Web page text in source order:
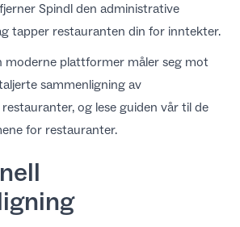
Spindl den administrative
tapper restauranten din for inntekter.
moderne plattformer måler seg mot
sammenligning av
, og lese guiden vår til de
for restauranter.